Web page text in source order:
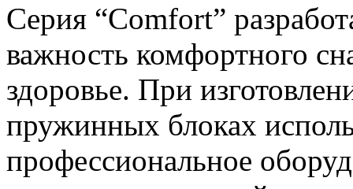
Серия “Cоmfort”
важность комфортного
здоровье. При
пружинных блоках
профессиональное